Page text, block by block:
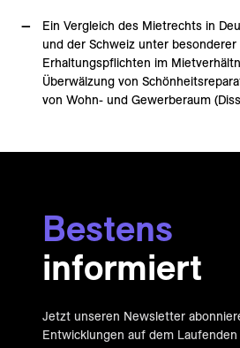
Ein Vergleich des Mietrechts in
und der Schweiz unter
Erhaltungspflichten im
Überwälzung von
von Wohn- und Gewerberaum
Bestens
informiert
Jetzt unseren Newsletter
Entwicklungen auf dem